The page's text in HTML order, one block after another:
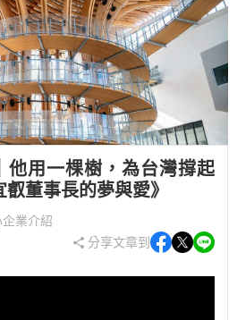
他用一棵樹，為台灣撐起
董事長的夢與愛》
企業介紹
分享文章到